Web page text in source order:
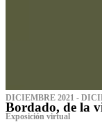
DICIEMBRE 2021 -
Bordado, de la
Exposición virtual‌